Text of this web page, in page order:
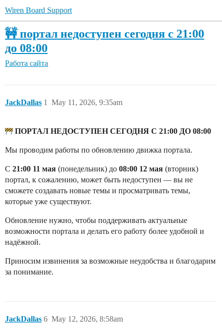
Wiren Board Support
🚧 портал недоступен сегодня с 21:00
до 08:00
Работа сайта
JackDallas May 11, 2026, 9:35am
1
ПОРТАЛ НЕДОСТУПЕН СЕГОДНЯ С 21:00 ДО 08:00
Мы проводим работы по обновлению движка портала.
С 21:00 11 мая (понедельник) до 08:00 12 мая (вторник)
портал, к сожалению, может быть недоступен — вы не
сможете создавать новые темы и просматривать темы,
которые уже существуют.
Обновление нужно, чтобы поддерживать актуальные
возможности портала и делать его работу более удобной и
надёжной.
Приносим извинения за возможные неудобства и благодарим
за понимание.
JackDallas May 12, 2026, 8:58am
6